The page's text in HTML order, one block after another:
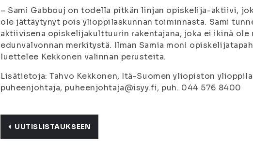
– Sami Gabbouj on todella pitkän linjan opiskelija-aktiivi,
ole jättäytynyt pois ylioppilaskunnan toiminnasta. Sami
aktiivisena opiskelijakulttuurin rakentajana, joka ei ikinä
edunvalvonnan merkitystä. Ilman Samia moni
luettelee Kekkonen valinnan perusteita.
Lisätietoja: Tahvo Kekkonen, Itä-Suomen yliopiston
puheenjohtaja, puheenjohtaja@isyy.fi, puh. 044 576 8400
UUTISLISTAUKSEEN